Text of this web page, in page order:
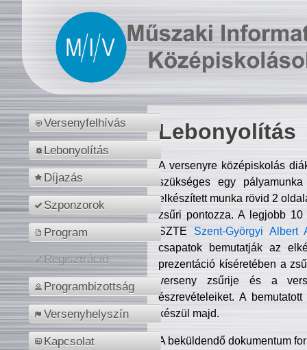
Versenyfelhívás
Lebonyolítás
Díjazás
Szponzorok
Program
Regisztráció
Programbizottság
Versenyhelyszín
Kapcsolat
Lebonyolítás
A versenyre középiskolás
szükséges egy
elkészített munka rövid 2
zsűri pontozza. A legjobb
SZTE Szent-Györgyi Albert
csapatok bemutatják az
prezentáció kíséretében a
verseny zsűrije és a
észrevételeiket. A
készül majd.
A beküldendő dokumentum